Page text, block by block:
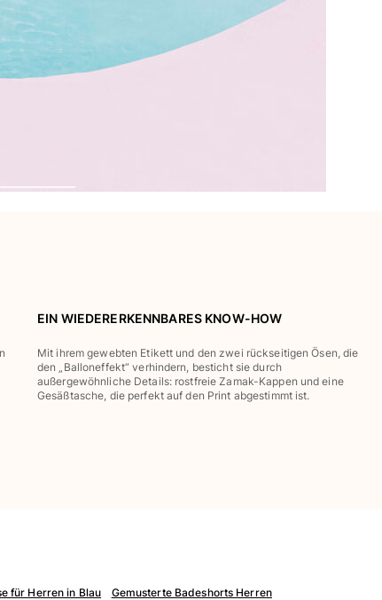
EIN WIEDERERKENNBARES KNOW-HOW
Mit ihrem gewebten Etikett und den zwei rückseitigen Ösen, die
den „Balloneffekt“ verhindern, besticht sie durch
außergewöhnliche Details: rostfreie Zamak-Kappen und eine
Gesäßtasche, die perfekt auf den Print abgestimmt ist.
für Herren in Blau Gemusterte Badeshorts Herren